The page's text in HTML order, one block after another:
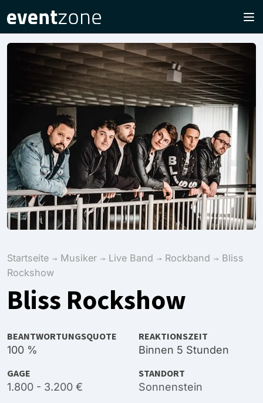
Startseite Musiker Live Band Rockband
Bliss
Rockshow
Bliss Rockshow
BEANTWORTUNGSQUOTE
100 %
REAKTIONSZEIT
Binnen 5 Stunden
GAGE
1.800 - 3.200 €
STANDORT
Sonnenstein